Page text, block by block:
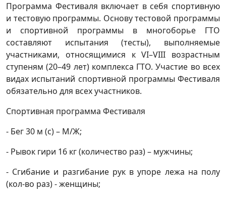
Программа Фестиваля включает в себя спортивную
и тестовую программы. Основу тестовой программы
и спортивной программы в многоборье ГТО
составляют испытания (тесты), выполняемые
участниками, относящимися к VI–VIII возрастным
ступеням (20–49 лет) комплекса ГТО. Участие во всех
видах испытаний спортивной программы Фестиваля
обязательно для всех участников.
Спортивная программа Фестиваля
- Бег 30 м (с) – М/Ж;
- Рывок гири 16 кг (количество раз) – мужчины;
- Сгибание и разгибание рук в упоре лежа на полу
(кол-во раз) - женщины;